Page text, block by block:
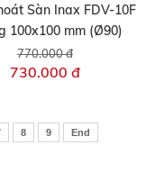
Sàn Inax FDV-10F
100x100 mm (Ø90)
770.000 đ
730.000 đ
8 9 End